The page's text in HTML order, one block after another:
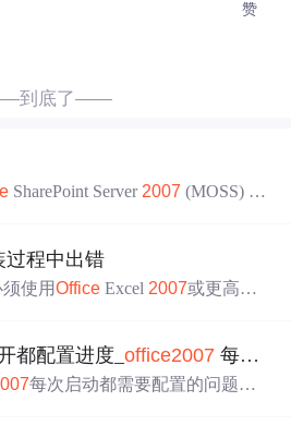
赞
到底了——
SharePoint Server 2007 (MOSS) 与
进行定制。
过程中出错
使用Office Excel 2007或更高版
法包括删除特定文件、清理注册
解决问题。
都配置进度_office2007 每次打开word,excel等显示正在配置
每次启动都需要配置的问题，